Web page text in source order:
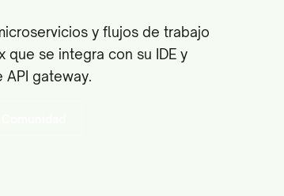
y flujos de trabajo
se integra con su IDE y
API gateway.